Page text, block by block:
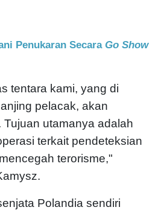
Penukaran SecaraGo Show
tentara kami, yang di
pelacak, akan
utamanya adalah
terkait pendeteksian
terorisme,"
Polandia sendiri